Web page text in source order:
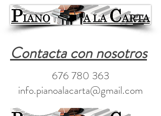
Contacta con nosotros
676 780 363
info.pianoalacarta@gmail.com